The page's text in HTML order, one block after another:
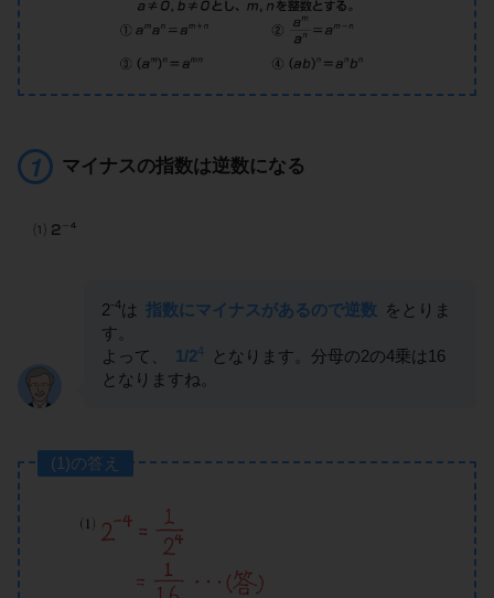
マイナスの指数は逆数になる
2-4は 指数にマイナスがあるので逆数 をとりま
す。
よって、
1/24
となります。分母の2の4乗は16
となりますね。
(1)の答え